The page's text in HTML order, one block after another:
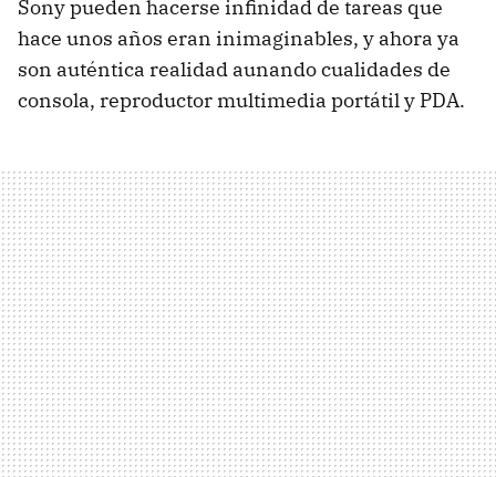
Sony pueden hacerse infinidad de tareas que
hace unos años eran inimaginables, y ahora ya
son auténtica realidad aunando cualidades de
consola, reproductor multimedia portátil y PDA.